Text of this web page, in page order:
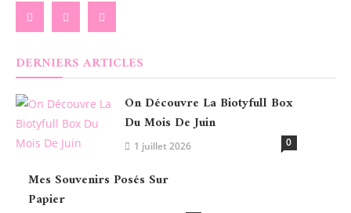
DERNIERS ARTICLES
On Découvre La Biotyfull Box
Du Mois De Juin
1 juillet 2026 0
Mes Souvenirs Posés Sur
Papier